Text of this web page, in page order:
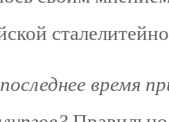
время